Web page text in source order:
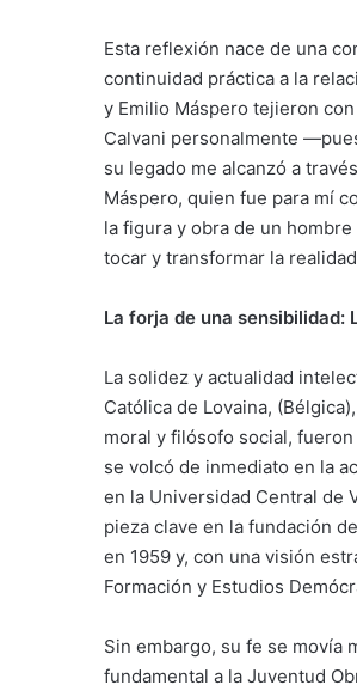
Esta reflexión nace de una
continuidad práctica a la
y Emilio Máspero tejieron
Calvani personalmente
su legado me alcanzó a
Máspero, quien fue para mí
la figura y obra de un
tocar y transformar la
La forja de una sensibilidad:
La solidez y actualidad
Católica de Lovaina,
moral y filósofo social,
se volcó de inmediato en la
en la Universidad Central de
pieza clave en la fundación
en 1959 y, con una visión
Formación y Estudios
Sin embargo, su fe se movía
fundamental a la Juventud